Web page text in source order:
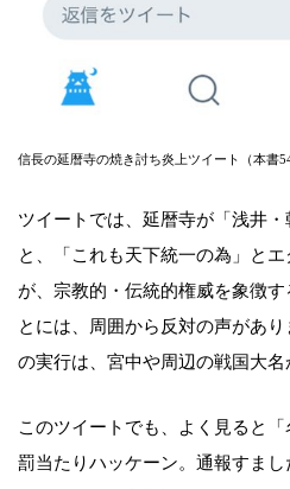
信長の延暦寺の焼き討ち炎上ツイート（本書
ツイートでは、延暦寺が「浅井
と、「これも天下統一の為」と
が、宗教的・伝統的権威を象徴
とには、周囲から反対の声があ
の実行は、宮中や周辺の戦国大名
このツイートでも、よく見ると
罰当たりハッケーン。通報すまし